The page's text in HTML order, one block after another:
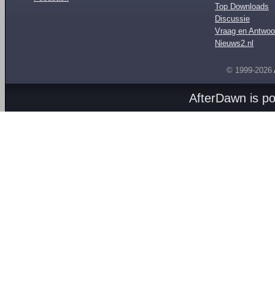
Top Downloads
Discussie
Vraag en
Nieuws2.nl
© 1999-2026
AfterDawn is